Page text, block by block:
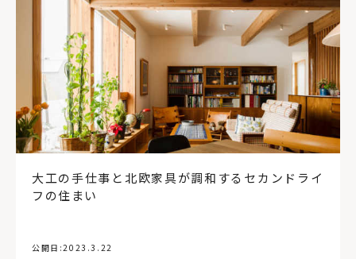
大工の手仕事と北欧家具が調和するセカンドライ
フの住まい
公開日:2023.3.22